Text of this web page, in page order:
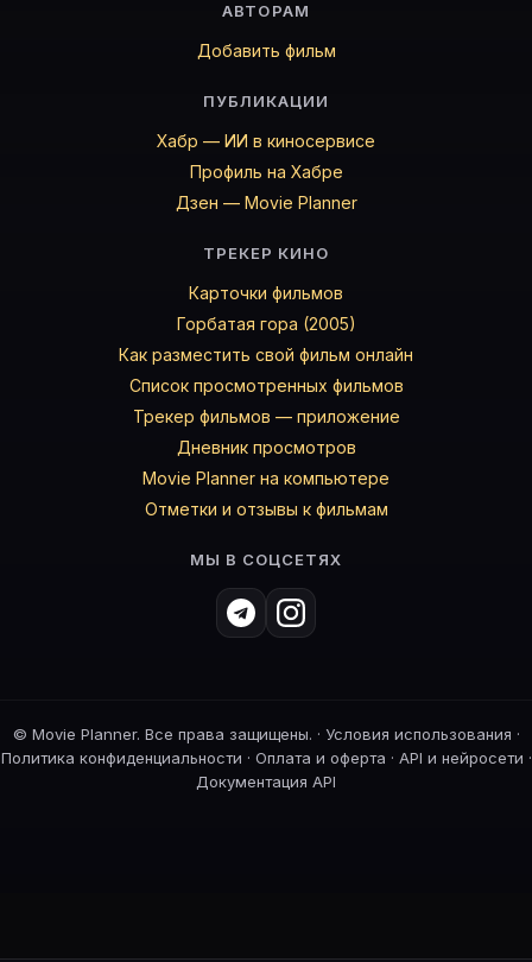
АВТОРАМ
Добавить фильм
ПУБЛИКАЦИИ
Хабр — ИИ в киносервисе
Профиль на Хабре
Дзен — Movie Planner
ТРЕКЕР КИНО
Карточки фильмов
Горбатая гора (2005)
Как разместить свой фильм онлайн
Список просмотренных фильмов
Трекер фильмов — приложение
Дневник просмотров
Movie Planner на компьютере
Отметки и отзывы к фильмам
МЫ В СОЦСЕТЯХ
© Movie Planner. Все права защищены. · Условия использования ·
Политика конфиденциальности · Оплата и оферта · API и нейросети ·
Документация API